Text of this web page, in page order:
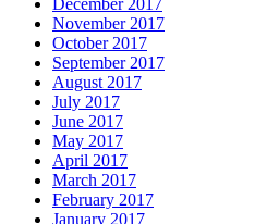
December 2017
November 2017
October 2017
September 2017
August 2017
July 2017
June 2017
May 2017
April 2017
March 2017
February 2017
January 2017